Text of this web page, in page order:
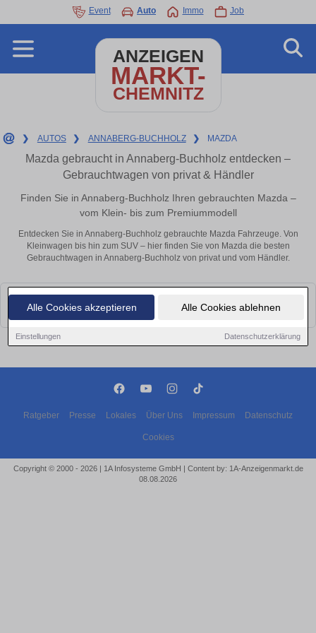
Alle Cookies akzeptieren Alle Cookies ablehnen
Einstellungen Datenschutzerklärung
Event Auto Immo Job
ANZEIGEN
MARKT-
CHEMNITZ
❯ AUTOS ❯ ANNABERG-BUCHHOLZ ❯ MAZDA
Mazda gebraucht in Annaberg-Buchholz entdecken –
Gebrauchtwagen von privat & Händler
Finden Sie in Annaberg-Buchholz Ihren gebrauchten Mazda –
vom Klein- bis zum Premiummodell
Entdecken Sie in Annaberg-Buchholz gebrauchte Mazda Fahrzeuge. Von
Kleinwagen bis hin zum SUV – hier finden Sie von Mazda die besten
Gebrauchtwagen in Annaberg-Buchholz von privat und vom Händler.
Leider konnten wir derzeit keine passenden Autos finden. Schauen Sie
bald wieder vorbei!
Ratgeber Presse Lokales Über Uns Impressum Datenschutz
Cookies
Copyright © 2000 - 2026 | 1A Infosysteme GmbH | Content by: 1A-Anzeigenmarkt.de
08.08.2026